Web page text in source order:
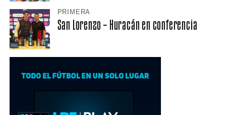
PRIMERA
San Lorenzo – Huracán en conferencia